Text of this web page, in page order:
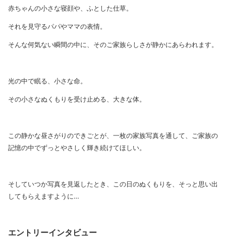
赤ちゃんの小さな寝顔や、ふとした仕草。
それを見守るパパやママの表情。
そんな何気ない瞬間の中に、そのご家族らしさが静かにあらわれます。
光の中で眠る、小さな命。
その小さなぬくもりを受け止める、大きな体。
この静かな昼さがりのできごとが、一枚の家族写真を通して、ご家族の
記憶の中でずっとやさしく輝き続けてほしい。
そしていつか写真を見返したとき、この日のぬくもりを、そっと思い出
してもらえますように…
エントリーインタビュー